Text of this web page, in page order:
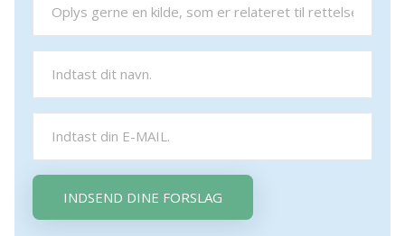
INDSEND DINE FORSLAG